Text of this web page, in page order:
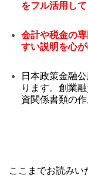
をフル活用して
会計や税金の
すい説明を心が
日本政策金融
ります。創業
資関係書類の
ここまでお読みい